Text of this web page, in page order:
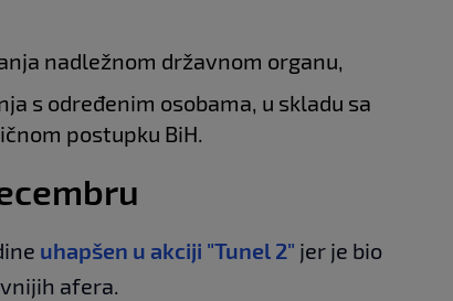
nadležnom državnom organu,
s određenim osobama, u skladu sa
postupku BiH.
uhapšen u akciji "Tunel 2" jer je bio
afera.